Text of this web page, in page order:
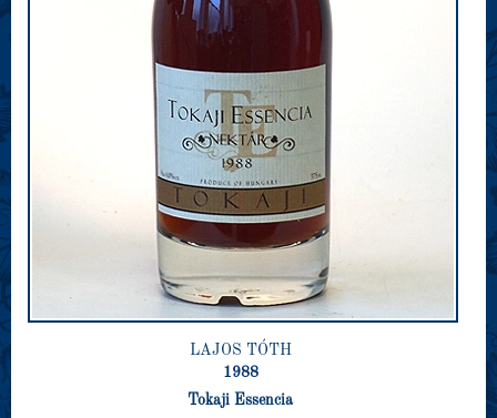
LAJOS TÓTH
1988
Tokaji Essencia